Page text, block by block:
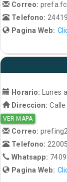
Correo:
Telefono:
Pagina Web:
Horario:
Lunes
Direccion:
VER MAPA
Correo:
Telefono:
Whatsapp:
Pagina Web: